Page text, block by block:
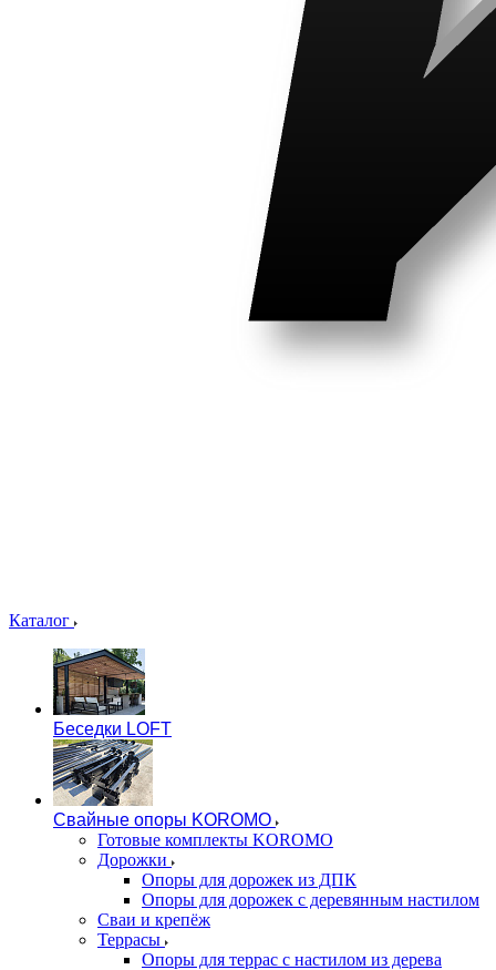
Каталог
Беседки LOFT
Свайные опоры KOROMO
Готовые комплекты KOROMO
Дорожки
Опоры для дорожек из ДПК
Опоры для дорожек с деревянным настилом
Сваи и крепёж
Террасы
Опоры для террас с настилом из дерева